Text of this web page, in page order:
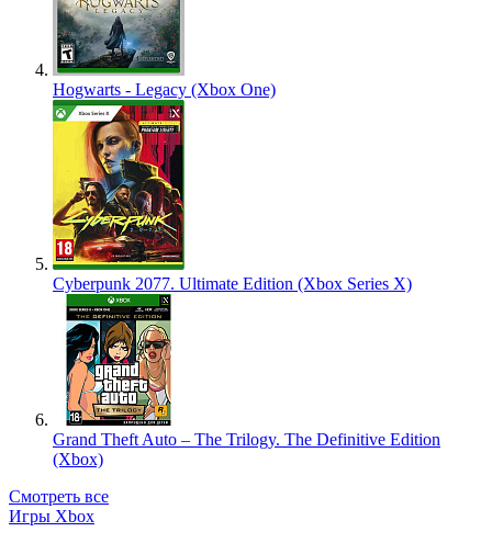
Hogwarts - Legacy (Xbox One)
Cyberpunk 2077. Ultimate Edition (Xbox Series X)
Grand Theft Auto – The Trilogy. The Definitive Edition
(Xbox)
Смотреть все
Игры Xbox